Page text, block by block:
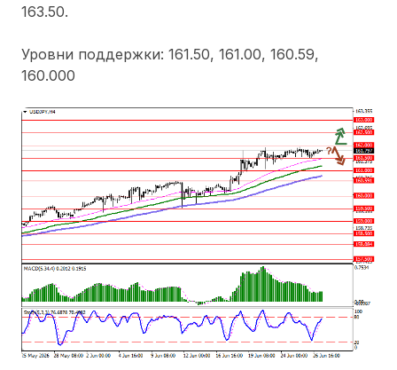
163.50.
Уровни поддержки: 161.50, 161.00, 160.59,
160.000